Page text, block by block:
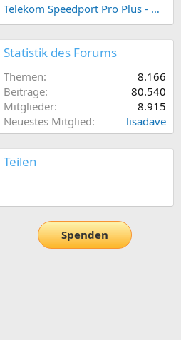
Telekom Speedport Pro Plus - Netzwerk einrichten
Statistik des Forums
Themen
8.166
Beiträge
80.540
Mitglieder
8.915
Neuestes Mitglied
lisadave
Teilen
Spenden